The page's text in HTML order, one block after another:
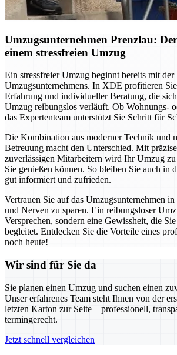
Umzugsunternehmen Prenzlau:
einem stressfreien Umzug
Ein stressfreier Umzug beginnt bereits mit der
Umzugsunternehmens. In XDE profitieren
Erfahrung und individueller Beratung, die
Umzug reibungslos verläuft. Ob Wohnungs-
das Expertenteam unterstützt Sie Schritt für
Die Kombination aus moderner Technik und
Betreuung macht den Unterschied. Mit
zuverlässigen Mitarbeitern wird Ihr Umzug
Sie genießen können. So bleiben Sie auch in
gut informiert und zufrieden.
Vertrauen Sie auf das Umzugsunternehmen
und Nerven zu sparen. Ein reibungsloser
Versprechen, sondern eine Gewissheit, die
begleitet. Entdecken Sie die Vorteile eines
noch heute!
Wir sind für Sie da
Sie planen einen Umzug und suchen einen
Unser erfahrenes Team steht Ihnen von der
letzten Karton zur Seite – professionell,
termingerecht.
Jetzt schnell vergleichen